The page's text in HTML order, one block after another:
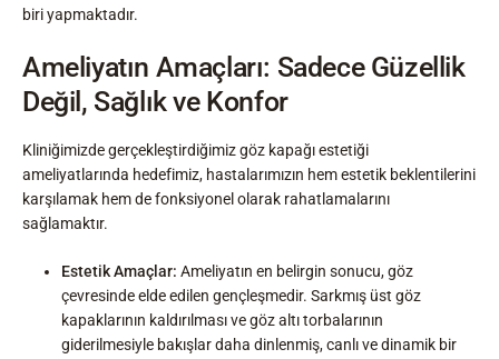
biri yapmaktadır.
Ameliyatın Amaçları: Sadece Güzellik
Değil, Sağlık ve Konfor
Kliniğimizde gerçekleştirdiğimiz göz kapağı estetiği
ameliyatlarında hedefimiz, hastalarımızın hem estetik beklentilerini
karşılamak hem de fonksiyonel olarak rahatlamalarını
sağlamaktır.
Estetik Amaçlar: Ameliyatın en belirgin sonucu, göz
çevresinde elde edilen gençleşmedir. Sarkmış üst göz
kapaklarının kaldırılması ve göz altı torbalarının
giderilmesiyle bakışlar daha dinlenmiş, canlı ve dinamik bir